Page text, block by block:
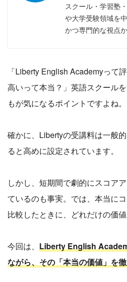
スクール・学習塾
や大学受験領域を
かつ専門的な視点
「Liberty English Academyって
高いって本当？」英語スクール
もが気になるポイントですよね。
確かに、Libertyの受講料は一般
ると高めに設定されています。
しかし、短期間で劇的にスコア
ているのも事実。では、本当に
比較したときに、どれだけの価
今回は、 Liberty English
ながら、その「本当の価値」を徹